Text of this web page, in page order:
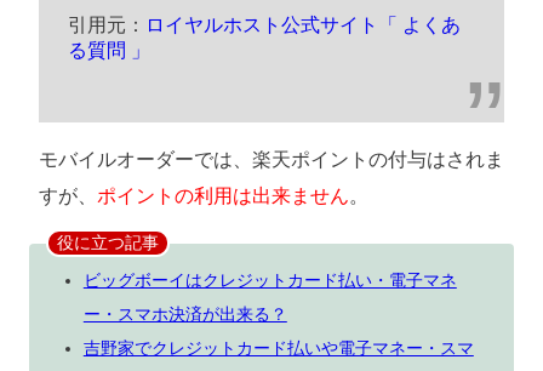
引用元： ロイヤルホスト公式サイト「 よくあ
る質問 」
モバイルオーダーでは、楽天ポイントの付与はされま
すが、 ポイントの利用は出来ません。
役に立つ記事
ビッグボーイはクレジットカード払い・電子マネ
ー・スマホ決済が出来る？
吉野家でクレジットカード払いや電子マネー・スマ